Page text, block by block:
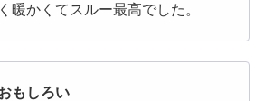
暖かくてスルー最高でした。
もしろい